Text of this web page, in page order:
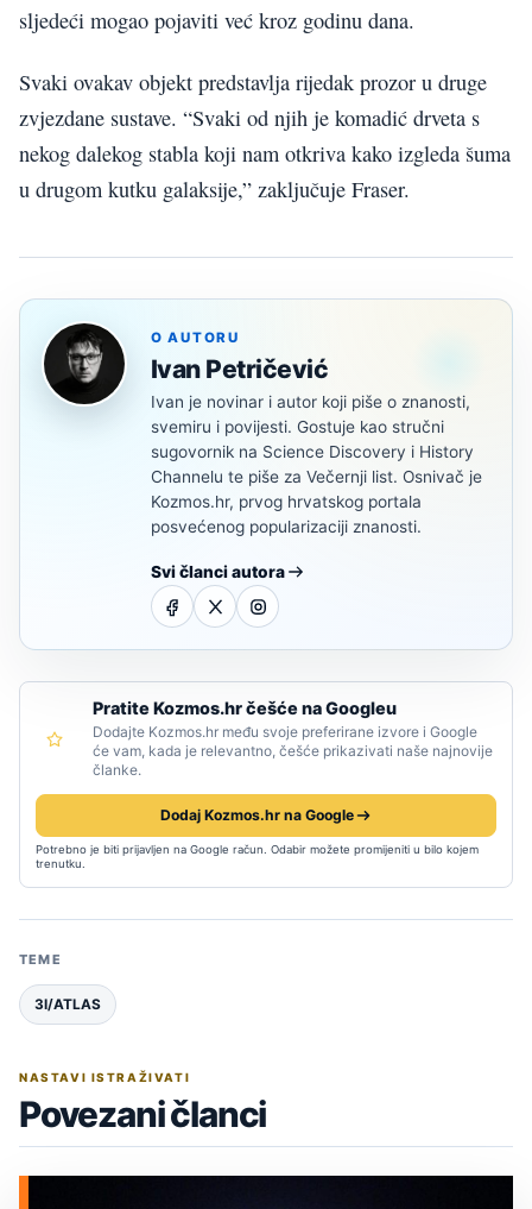
sljedeći mogao pojaviti već kroz godinu dana.
Svaki ovakav objekt predstavlja rijedak prozor u druge
zvjezdane sustave. “Svaki od njih je komadić drveta s
nekog dalekog stabla koji nam otkriva kako izgleda šuma
u drugom kutku galaksije,” zaključuje Fraser.
O AUTORU
Ivan Petričević
Ivan je novinar i autor koji piše o znanosti,
svemiru i povijesti. Gostuje kao stručni
sugovornik na Science Discovery i History
Channelu te piše za Večernji list. Osnivač je
Kozmos.hr, prvog hrvatskog portala
posvećenog popularizaciji znanosti.
Svi članci autora
Pratite Kozmos.hr češće na Googleu
Dodajte Kozmos.hr među svoje preferirane izvore i Google
će vam, kada je relevantno, češće prikazivati naše najnovije
članke.
Dodaj Kozmos.hr na Google
Potrebno je biti prijavljen na Google račun. Odabir možete promijeniti u bilo kojem
trenutku.
TEME
3I/ATLAS
NASTAVI ISTRAŽIVATI
Povezani članci